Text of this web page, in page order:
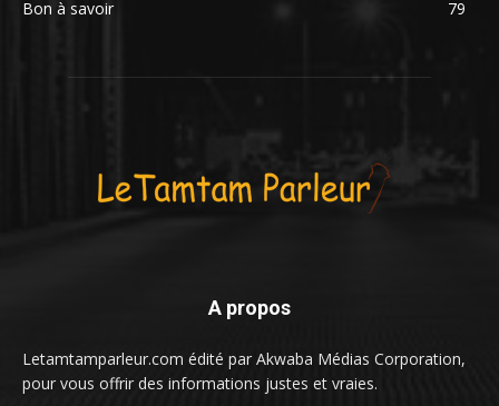
Bon à savoir
79
A propos
Letamtamparleur.com édité par Akwaba Médias Corporation,
pour vous offrir des informations justes et vraies.